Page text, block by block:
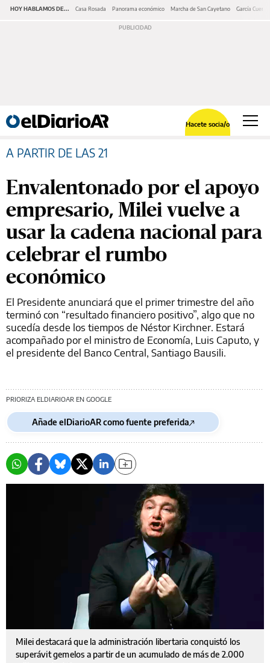
HOY HABLAMOS DE... Casa Rosada Panorama económico Marcha de San Cayetano García Cuerva
Hacete socia/o
A PARTIR DE LAS 21
Envalentonado por el apoyo
empresario, Milei vuelve a
usar la cadena nacional para
celebrar el rumbo
económico
El Presidente anunciará que el primer trimestre del año
terminó con “resultado financiero positivo”, algo que no
sucedía desde los tiempos de Néstor Kirchner. Estará
acompañado por el ministro de Economía, Luis Caputo, y
el presidente del Banco Central, Santiago Bausili.
PRIORIZA ELDIARIOAR EN GOOGLE
Añade elDiarioAR como fuente preferida
Milei destacará que la administración libertaria conquistó los
superávit gemelos a partir de un acumulado de más de 2.000